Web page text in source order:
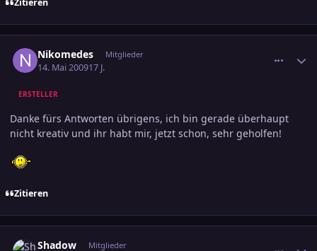
Zitieren
Nikomedes Mitglieder
14. Mai 200917 J.
ERSTELLER
Danke fürs Antworten übrigens, ich bin gerade überhaupt
nicht kreativ und ihr habt mir, jetzt schon, sehr geholfen!
Zitieren
Shadow Mitglieder